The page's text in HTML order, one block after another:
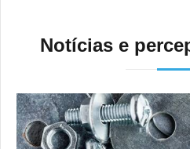
Notícias e